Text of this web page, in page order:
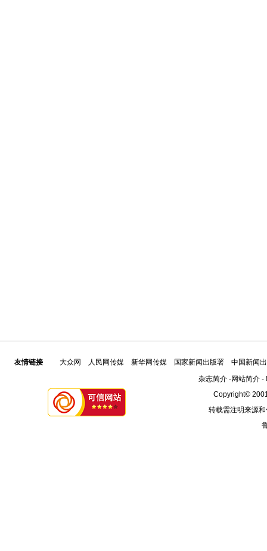
友情链接 大众网 人民网传媒 新华网传媒 国家新闻出版署
中国新闻
杂志简介-网站简介-
Copyright©
转载需注明来源